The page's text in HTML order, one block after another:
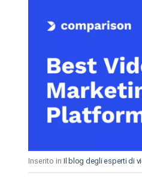
Inserito in Il blog degli esperti di